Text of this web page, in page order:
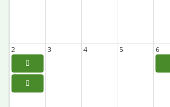
2 3 4 5 6